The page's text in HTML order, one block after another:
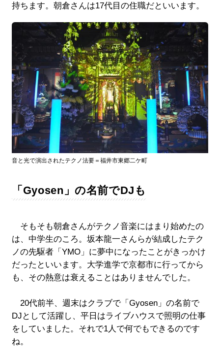
持ちます。朝倉さんは17代目の住職だといいます。
音と光で演出されたテクノ法要＝福井市東郷二ケ町
「Gyosen」の名前でDJも
そもそも朝倉さんがテクノ音楽にはまり始めたの
は、中学生のころ。坂本龍一さんらが結成したテク
ノの先駆者「YMO」に夢中になったことがきっかけ
だったといいます。大学進学で京都市に行ってから
も、その熱意は衰えることはありませんでした。
20代前半、週末はクラブで「Gyosen」の名前で
DJとして活躍し、平日はライブハウスで照明の仕事
をしていました。それで1人で何でもできるのです
ね。